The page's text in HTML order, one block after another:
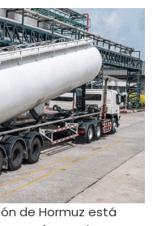
de Hormuz está